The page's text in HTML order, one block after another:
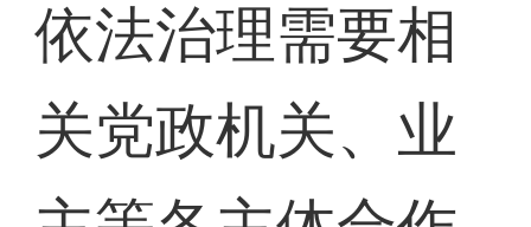
依法治理需要相
关党政机关、业